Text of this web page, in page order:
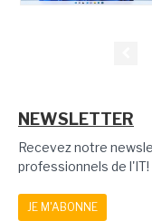
NEWSLETTER
Recevez notre
professionnels de l'IT!
JE M'ABONNE